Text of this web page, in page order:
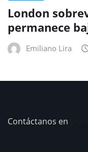
London
permanece
Emiliano Lira
Contáctanos en